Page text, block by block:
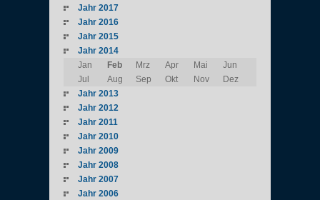
Jahr 2017
Jahr 2016
Jahr 2015
Jahr 2014
Jan
Feb Mrz Apr Mai
Jun
Jul
Aug Sep Okt Nov
Dez
Jahr 2013
Jahr 2012
Jahr 2011
Jahr 2010
Jahr 2009
Jahr 2008
Jahr 2007
Jahr 2006